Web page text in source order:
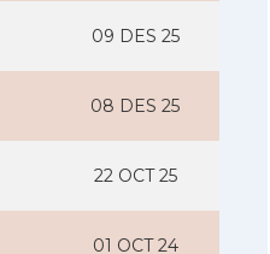
09 DES 25
08 DES 25
22 OCT 25
01 OCT 24